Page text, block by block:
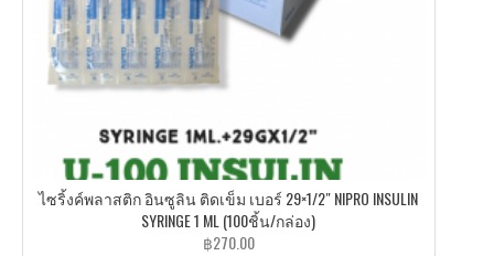
ไซริ้งค์พลาสติก อินซูลิน ติดเข็ม เบอร์ 29×1/2″ NIPRO INSULIN
SYRINGE 1 ML (100ชิ้น/กล่อง)
฿270.00